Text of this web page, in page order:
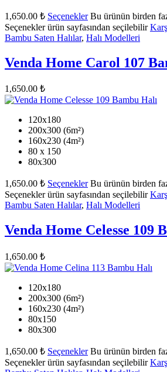
1,650.00 ₺ Seçenekler Bu ürünün birden
Seçenekler ürün sayfasından seçilebilir
Bambu Saten Halılar, Halı Modelleri
Venda Home Carol 107
1,650.00 ₺
120x180
200x300 (6m²)
160x230 (4m²)
80 x 150
80x300
1,650.00 ₺ Seçenekler Bu ürünün birden
Seçenekler ürün sayfasından seçilebilir
Bambu Saten Halılar, Halı Modelleri
Venda Home Celesse 109
1,650.00 ₺
120x180
200x300 (6m²)
160x230 (4m²)
80x150
80x300
1,650.00 ₺ Seçenekler Bu ürünün birden
Seçenekler ürün sayfasından seçilebilir